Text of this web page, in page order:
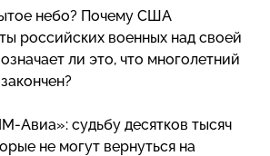
небо? Почему США
российских военных над своей
ли это, что многолетний
Авиа»: судьбу десятков тысяч
не могут вернуться на